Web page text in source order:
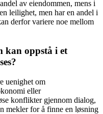
av eiendommen, mens i
leilighet, men har en andel i
derfor variere noe mellom
kan oppstå i et
uenighet om
eller
konflikter gjennom dialog,
mekler for å finne en løsning